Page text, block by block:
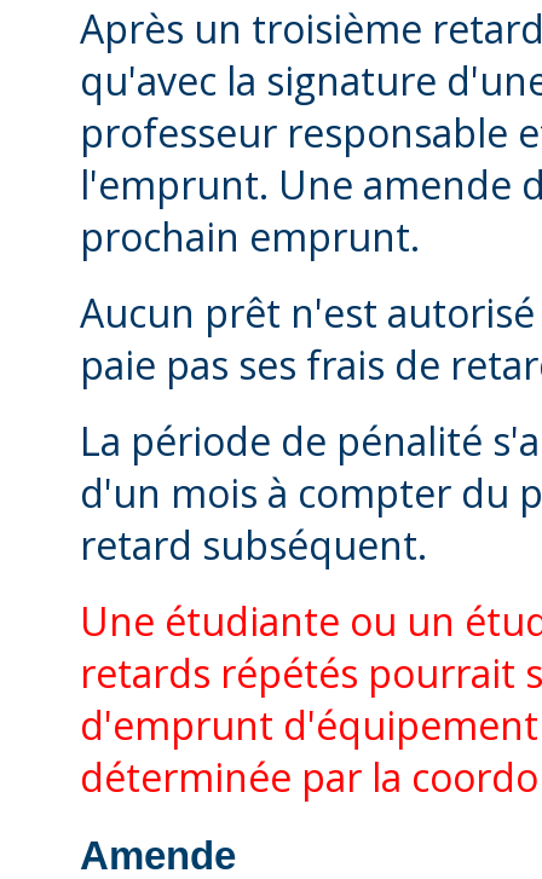
Après un troisième
qu'avec la signature
professeur responsable
l'emprunt. Une amende
prochain emprunt.
Aucun prêt n'est
paie pas ses frais de
La période de pénalité
d'un mois à compter du
retard subséquent.
Une étudiante ou un
retards répétés pourrait
d'emprunt
déterminée par la
Amende